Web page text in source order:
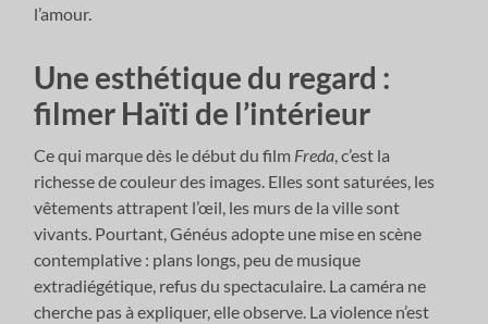
l’amour.
Une esthétique du regard :
filmer Haïti de l’intérieur
Ce qui marque dès le début du film Freda, c’est la
richesse de couleur des images. Elles sont saturées, les
vêtements attrapent l’œil, les murs de la ville sont
vivants. Pourtant, Généus adopte une mise en scène
contemplative : plans longs, peu de musique
extradiégétique, refus du spectaculaire. La caméra ne
cherche pas à expliquer, elle observe. La violence n’est